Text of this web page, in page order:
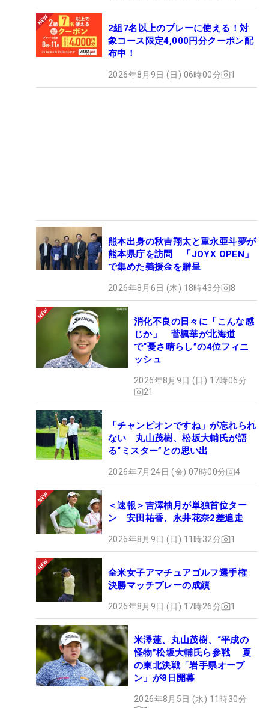
2組7名以上のプレーに使える！対
象コース限定4,000円分クーポン配
布中！
2026年8月9日 (日) 06時00分 1
熊本出身の秋吉翔太と重永亜斗夢が
熊本県庁を訪問 「JOYX OPEN」
で集めた義援金を贈呈
2026年8月6日 (木) 18時43分 8
消化不良の日々に「こんな感
じか」 菅楓華が北海道
で“憂さ晴らし”の4位フィニ
ッシュ
2026年8月9日 (日) 17時06分
21
「チャンピオンですね」が忘れられ
ない 丸山茂樹、松坂大輔氏が語
る“ミスター”との思い出
2026年7月24日 (金) 07時00分 4
＜速報＞吉澤柚月が単独首位ター
ン 安田祐香、永井花奈2差追走
2026年8月9日 (日) 11時32分 1
全米女子アマチュアゴルフ選手権
決勝マッチプレーの成績
2026年8月9日 (日) 17時26分 1
米澤蓮、丸山茂樹、“平成の
怪物”松坂大輔氏ら参戦 夏
の東北決戦「岩手県オープ
ン」が8日開幕
2026年8月5日 (水) 11時30分